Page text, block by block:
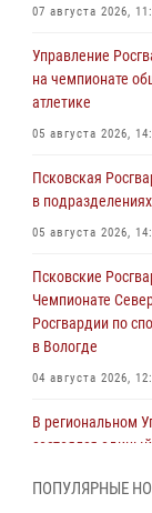
07 августа 2026,
Управление
на чемпионате
атлетике
05 августа 2026,
Псковская
в
05 августа 2026,
Псковские
Чемпионате
Росгвардии по
в Вологде
04 августа 2026,
В региональном
состоялся
ПОПУЛЯРНЫЕ